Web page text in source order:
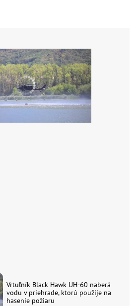
Vrtuľník Black Hawk UH-60 naberá
vodu v priehrade, ktorú použije na
hasenie požiaru